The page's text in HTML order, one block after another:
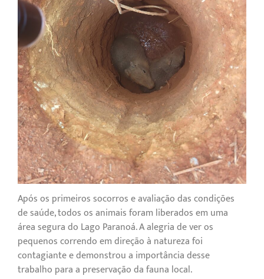
Após os primeiros socorros e avaliação das condições
de saúde, todos os animais foram liberados em uma
área segura do Lago Paranoá. A alegria de ver os
pequenos correndo em direção à natureza foi
contagiante e demonstrou a importância desse
trabalho para a preservação da fauna local.